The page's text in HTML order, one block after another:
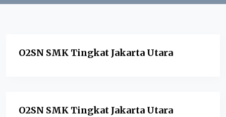
O2SN SMK Tingkat Jakarta Utara
O2SN SMK Tingkat Jakarta Utara